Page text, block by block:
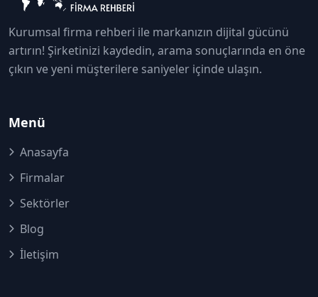
Kurumsal firma rehberi ile markanızın dijital gücünü
artırın! Şirketinizi kaydedin, arama sonuçlarında en öne
çıkın ve yeni müşterilere saniyeler içinde ulaşın.
Menü
Anasayfa
Firmalar
Sektörler
Blog
İletişim